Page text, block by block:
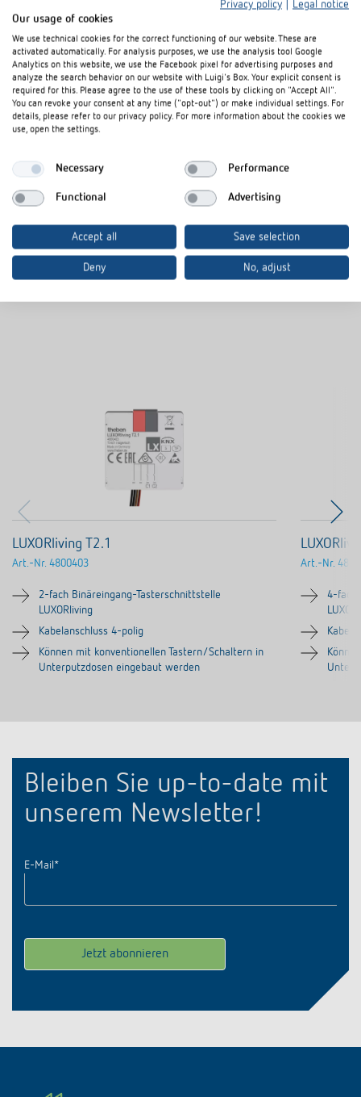
Binäreingang-
LUXORliving
Die neuen Tasterschnittstellen sind auch für das Smart Home-
System LUXORliving verfügbar. Lieferbar ab November 2024.
LUXORliving T2.1
Art.-Nr. 4800403
2-fach Binäreingang-Tasterschnittstelle
LUXORliving
Kabelanschluss 4-polig
Können mit konventionellen Tastern/Schaltern in
Unterputzdosen eingebaut werden
Art.-Nr.
4-fach
Bleiben Sie up-to-date mit
unserem Newsletter!
E-Mail *
Privacy policy
Legal notice
Our usage of cookies
We use technical cookies for the correct functioning of our website. These are
activated automatically. For analysis purposes, we use the analysis tool Google
Analytics on this website, we use the Facebook pixel for advertising purposes and
analyze the search behavior on our website with Luigi's Box. Your explicit consent is
required for this. Please agree to the use of these tools by clicking on "Accept All".
You can revoke your consent at any time ("opt-out") or make individual settings. For
details, please refer to our privacy policy. For more information about the cookies we
use, open the settings.
Necessary Performance
Functional Advertising
Accept all Save selection
Deny No, adjust